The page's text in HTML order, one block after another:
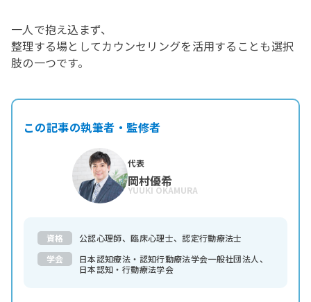
一人で抱え込まず、
整理する場としてカウンセリングを活用することも選択
肢の一つです。
この記事の執筆者・監修者
代表
岡村優希
YUUKI OKAMURA
資格
公認心理師、臨床心理士、認定行動療法士
学会
日本認知療法・認知行動療法学会一般社団法人、
日本認知・行動療法学会